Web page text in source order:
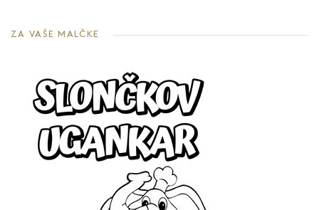
ZA VAŠE MALČKE